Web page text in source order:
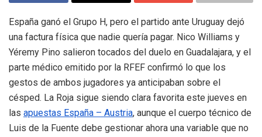
España ganó el Grupo H, pero el partido ante Uruguay dejó
una factura física que nadie quería pagar. Nico Williams y
Yéremy Pino salieron tocados del duelo en Guadalajara, y el
parte médico emitido por la RFEF confirmó lo que los
gestos de ambos jugadores ya anticipaban sobre el
césped. La Roja sigue siendo clara favorita este jueves en
las apuestas España – Austria, aunque el cuerpo técnico de
Luis de la Fuente debe gestionar ahora una variable que no